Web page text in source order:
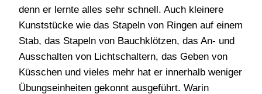
denn er lernte alles sehr schnell. Auch kleinere
Kunststücke wie das Stapeln von Ringen auf einem
Stab, das Stapeln von Bauchklötzen, das An- und
Ausschalten von Lichtschaltern, das Geben von
Küsschen und vieles mehr hat er innerhalb weniger
Übungseinheiten gekonnt ausgeführt. Warin